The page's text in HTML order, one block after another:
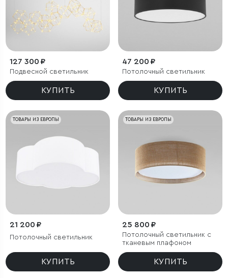
127 300 ₽
Подвесной светильник
КУПИТЬ
47 200 ₽
Потолочный светильник
КУПИТЬ
ТОВАРЫ ИЗ ЕВРОПЫ
21 200 ₽
Потолочный светильник
КУПИТЬ
ТОВАРЫ ИЗ ЕВРОПЫ
25 800 ₽
Потолочный светильник с
тканевым плафоном
КУПИТЬ